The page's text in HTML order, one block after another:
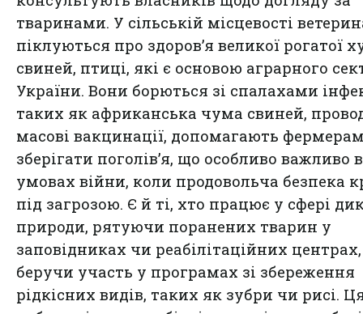
тваринами. У сільській місцевості
піклуються про здоров’я великої рогатої
свиней, птиці, які є основою аграрного
України. Вони борються зі спалахами
таких як африканська чума свиней,
масові вакцинації, допомагають
зберігати поголів’я, що особливо важливо в
умовах війни, коли продовольча безпека
під загрозою. Є й ті, хто працює у сфері
природи, рятуючи поранених тварин у
заповідниках чи реабілітаційних центрах,
беручи участь у програмах зі збереження
рідкісних видів, таких як зубри чи рисі.